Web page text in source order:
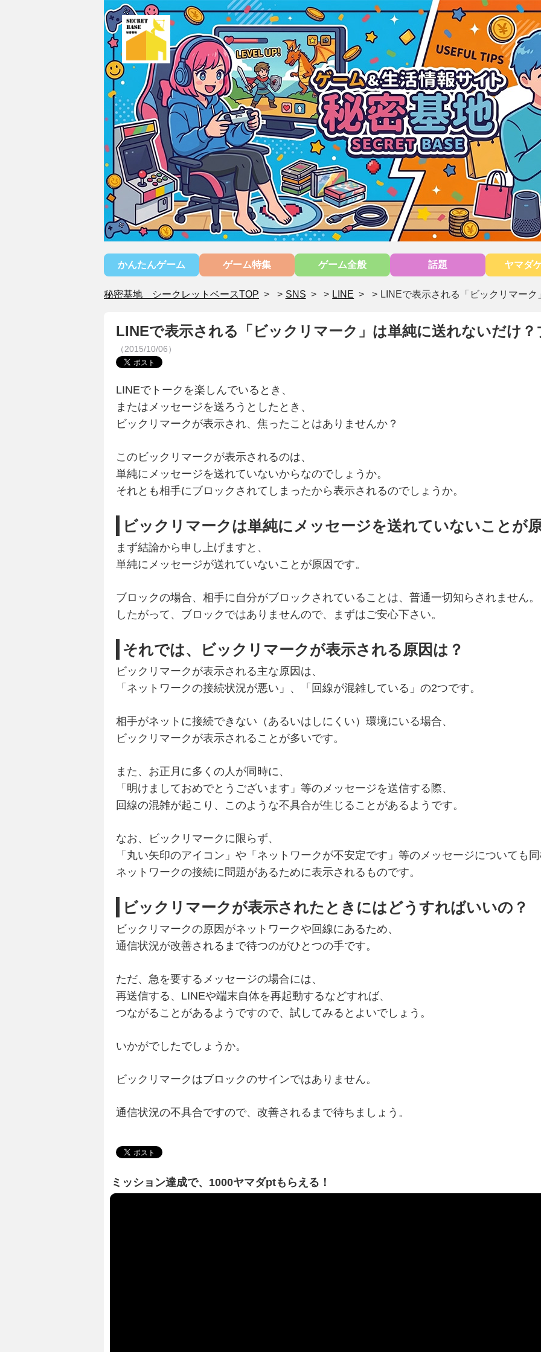
かんたんゲーム ゲーム特集 ゲーム全般 話題 ヤマダ
秘密基地 シークレットベースTOP > SNS > LINE > LINEで表示される「ビックリマー
LINEで表示される「ビックリマーク」は単純に送れないだけ
（2015/10/06）
LINEでトークを楽しんでいるとき、
またはメッセージを送ろうとしたとき、
ビックリマークが表示され、焦ったことはありませんか？
このビックリマークが表示されるのは、
単純にメッセージを送れていないからなのでしょうか。
それとも相手にブロックされてしまったから表示されるのでしょうか。
ビックリマークは単純にメッセージを送れていないことが
まず結論から申し上げますと、
単純にメッセージが送れていないことが原因です。
ブロックの場合、相手に自分がブロックされていることは、普通一切知らされません。
したがって、ブロックではありませんので、まずはご安心下さい。
それでは、ビックリマークが表示される原因は？
ビックリマークが表示される主な原因は、
「ネットワークの接続状況が悪い」、「回線が混雑している」の2つです。
相手がネットに接続できない（あるいはしにくい）環境にいる場合、
ビックリマークが表示されることが多いです。
また、お正月に多くの人が同時に、
「明けましておめでとうございます」等のメッセージを送信する際、
回線の混雑が起こり、このような不具合が生じることがあるようです。
なお、ビックリマークに限らず、
「丸い矢印のアイコン」や「ネットワークが不安定です」等のメッセージについても
ネットワークの接続に問題があるために表示されるものです。
ビックリマークが表示されたときにはどうすればいいの？
ビックリマークの原因がネットワークや回線にあるため、
通信状況が改善されるまで待つのがひとつの手です。
ただ、急を要するメッセージの場合には、
再送信する、LINEや端末自体を再起動するなどすれば、
つながることがあるようですので、試してみるとよいでしょう。
いかがでしたでしょうか。
ビックリマークはブロックのサインではありません。
通信状況の不具合ですので、改善されるまで待ちましょう。
ミッション達成で、1000ヤマダptもらえる！